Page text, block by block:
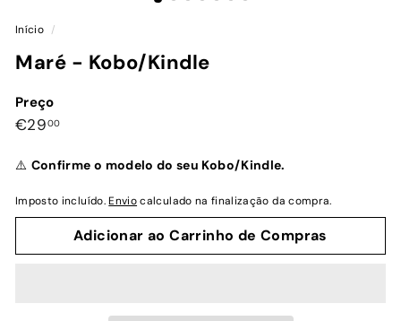
Início /
Maré - Kobo/Kindle
Preço
Preço
€2900€29,00
⚠️ Confirme o modelo do seu Kobo/Kindle.
Imposto incluído.Enviocalculado na finalização da compra.
Adicionar ao Carrinho de Compras